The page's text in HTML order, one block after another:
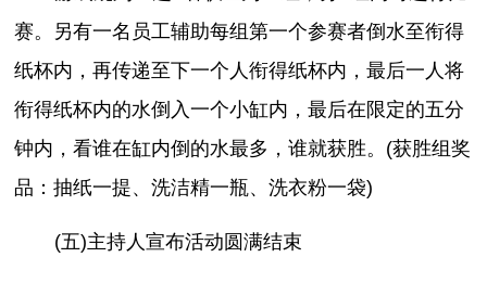
赛。另有一名员工辅助每组第一个参赛者倒水至衔得
纸杯内，再传递至下一个人衔得纸杯内，最后一人将
衔得纸杯内的水倒入一个小缸内，最后在限定的五分
钟内，看谁在缸内倒的水最多，谁就获胜。(获胜组奖
品：抽纸一提、洗洁精一瓶、洗衣粉一袋)
(五)主持人宣布活动圆满结束